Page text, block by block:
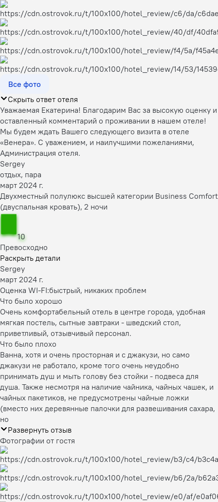
Все фото
Скрыть ответ отеля
Уважаемая Екатерина! Благодарим Вас за высокую оценку и
оставленный комментарий о проживании в нашем отеле!
Мы будем ждать Вашего следующего визита в отеле
«Венера». С уважением, и наилучшими пожеланиями,
Администрация отеля.
Sergey
отдых, пара
март 2024 г.
Двухместный полулюкс высшей категории Business Comfort
(двуспальная кровать), 2 ночи
10
Превосходно
Раскрыть детали
Sergey
март 2024 г.
Оценка WI-FI:быстрый, никаких проблем
Что было хорошо
Очень комфортабельный отель в центре города, удобная
мягкая постель, сытные завтраки - шведский стол,
приветливый, отзывчивый персонал.
Что было плохо
Ванна, хотя и очень просторная и с джакузи, но само
джакузи не работало, кроме того очень неудобно
принимать душ и мыть голову без стойки - подвеса для
душа. Также несмотря на наличие чайника, чайных чашек, и
чайных пакетиков, не предусмотрены чайные ложки
(вместо них деревянные палочки для развешивания сахара,
но
Развернуть отзыв
Фотографии от гостя